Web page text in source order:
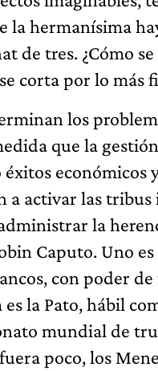
la hermanísima
de tres. ¿Cómo
corta por lo más
los
que la
económicos
a activar las
la
Caputo. Uno es
con poder de
la Pato, hábil
mundial de
poco, los